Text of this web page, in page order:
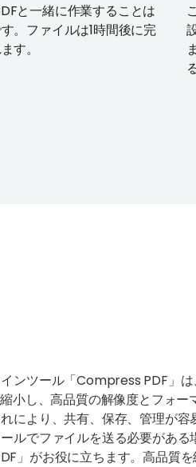
と一緒に作業することは
。ファイルは1時間後に完
す。
ンツール「Compress PDF」
小し、高品質の解像度とフォ
により、共有、保存、管理が
ルでファイルを送る必要があ
」がお役に立ちます。高品質